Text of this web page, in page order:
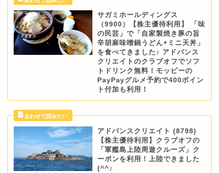
サガミホールディングス
（9900）【株主優待利用】 「味
の民芸」で「自家製焼き豚の旨
辛胡麻味噌鍋うどん+ミニ天丼」
を食べてきました♪ アドバンス
クリエイトのクラブオフでソフ
トドリンク無料！モッピーの
PayPayグルメ予約で400ポイン
ト付加も利用！
アドバンスクリエイト (8798)
【株主優待利用】クラブオフの
「軍艦島上陸周遊クルーズ」ク
ーポンを利用！上陸できました
(^^♪